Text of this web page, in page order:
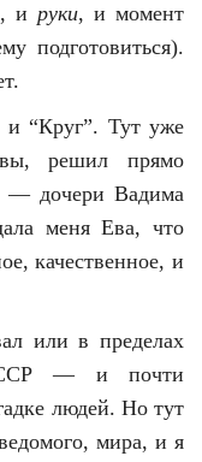
ируки, и момент
подготовиться).
и “Круг”. Тут уже
решил прямо
— дочери Вадима
меня Ева, что
качественное, и
или в пределах
— и почти
людей. Но тут
мира, и я